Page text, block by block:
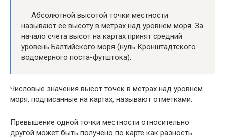
Абсолютной высотой точки местности
называют ее высоту в метрах над уровнем моря. За
начало счета высот на картах принят средний
уровень Балтийского моря (нуль Кронштадтского
водомерного поста-футштока).
Числовые значения высот точек в метрах над уровнем
моря, подписанные на картах, называют отметками.
Превышение одной точки местности относительно
другой может быть получено по карте как разность